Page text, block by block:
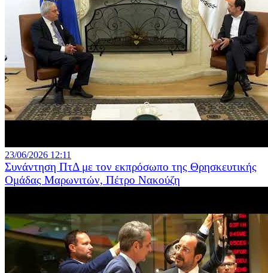
23/06/2026 12:11
Συνάντηση ΠτΔ με τον εκπρόσωπο της Θρησκευτικής
Ομάδας Μαρωνιτών, Πέτρο Νακούζη